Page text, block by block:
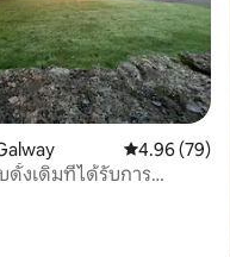
ว
คะแนนเฉลี่ย
4.96 (79)
ดั้งเดิมที่ได้รับการ